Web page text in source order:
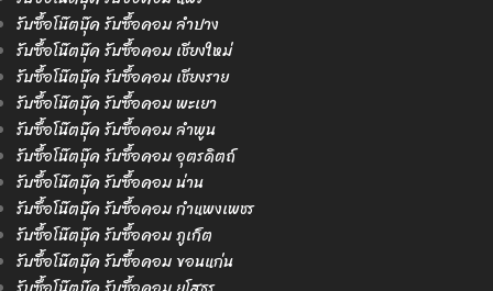
รับซื้อโน๊ตบุ๊ค รับซื้อคอม ลำปาง
รับซื้อโน๊ตบุ๊ค รับซื้อคอม เชียงใหม่
รับซื้อโน๊ตบุ๊ค รับซื้อคอม เชียงราย
รับซื้อโน๊ตบุ๊ค รับซื้อคอม พะเยา
รับซื้อโน๊ตบุ๊ค รับซื้อคอม ลำพูน
รับซื้อโน๊ตบุ๊ค รับซื้อคอม อุตรดิตถ์
รับซื้อโน๊ตบุ๊ค รับซื้อคอม น่าน
รับซื้อโน๊ตบุ๊ค รับซื้อคอม กำแพงเพชร
รับซื้อโน๊ตบุ๊ค รับซื้อคอม ภูเก็ต
รับซื้อโน๊ตบุ๊ค รับซื้อคอม ขอนแก่น